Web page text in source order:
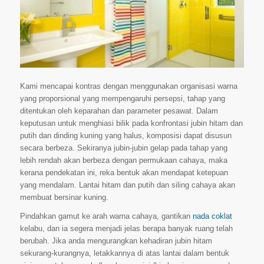
Kami mencapai kontras dengan menggunakan organisasi warna
yang proporsional yang mempengaruhi persepsi, tahap yang
ditentukan oleh keparahan dan parameter pesawat. Dalam
keputusan untuk menghiasi bilik pada konfrontasi jubin hitam dan
putih dan dinding kuning yang halus, komposisi dapat disusun
secara berbeza. Sekiranya jubin-jubin gelap pada tahap yang
lebih rendah akan berbeza dengan permukaan cahaya, maka
kerana pendekatan ini, reka bentuk akan mendapat ketepuan
yang mendalam. Lantai hitam dan putih dan siling cahaya akan
membuat bersinar kuning.
Pindahkan gamut ke arah warna cahaya, gantikan nada coklat
kelabu, dan ia segera menjadi jelas berapa banyak ruang telah
berubah. Jika anda mengurangkan kehadiran jubin hitam
sekurang-kurangnya, letakkannya di atas lantai dalam bentuk